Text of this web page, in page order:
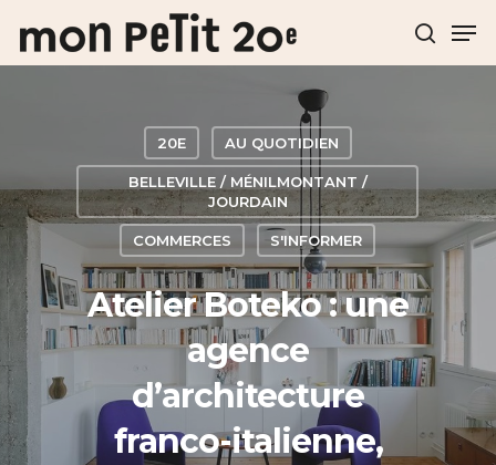
Hit enter to search or ESC to close
20E AU QUOTIDIEN
BELLEVILLE / MÉNILMONTANT /
JOURDAIN
COMMERCES S'INFORMER
Atelier Boteko : une
agence
d’architecture
franco-italienne,